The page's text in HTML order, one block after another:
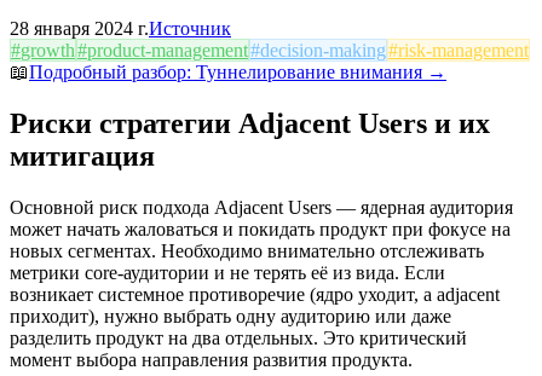
28 января 2024 г.Источник
#growth#product-management#decision-making#risk-management
📖Подробный разбор: Туннелирование внимания →
Риски стратегии Adjacent Users и их
митигация
Основной риск подхода Adjacent Users — ядерная аудитория
может начать жаловаться и покидать продукт при фокусе на
новых сегментах. Необходимо внимательно отслеживать
метрики core-аудитории и не терять её из вида. Если
возникает системное противоречие (ядро уходит, а adjacent
приходит), нужно выбрать одну аудиторию или даже
разделить продукт на два отдельных. Это критический
момент выбора направления развития продукта.